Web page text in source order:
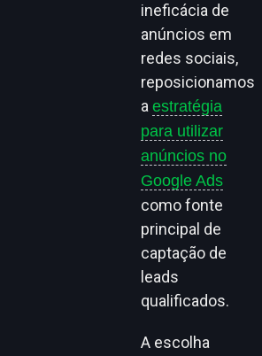
ineficácia de
anúncios em
redes sociais,
reposicionamos
aestratégia
para utilizar
anúncios no
Google Ads
como fonte
principal de
captação de
leads
qualificados.
A escolha